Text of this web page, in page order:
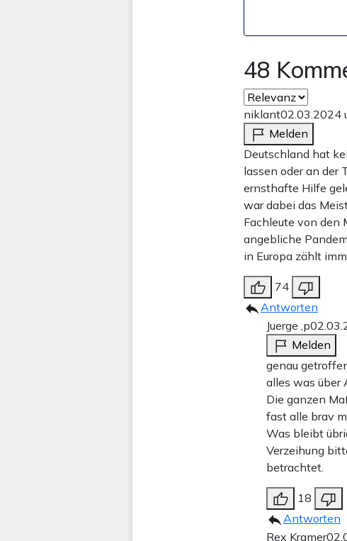
48
niklant02.03.2024
Melden
Deutschland hat
lassen oder an der
ernsthafte Hilfe
war dabei das
Fachleute von den
angebliche
in Europa zählt
74
Antworten
Juerge ,p
Melden
genau
alles was über
Die ganzen
fast alle brav
Was bleibt
Verzeihung
betrachtet.
18
Antworten
Rex Kramer